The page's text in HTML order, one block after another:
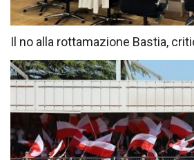
Il no alla rottamazione Bastia,